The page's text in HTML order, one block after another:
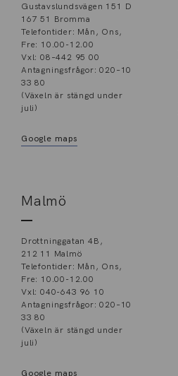
Gustavslundsvägen 151 D
167 51 Bromma
Telefontider: Mån, Ons,
Fre: 10.00-12.00
Vxl: 08–442 95 00
Antagningsfrågor: 020–10
33 80
(Växeln är stängd under
juli)
Google maps
Malmö
Drottninggatan 4B,
212 11 Malmö
Telefontider: Mån, Ons,
Fre: 10.00-12.00
Vxl: 040-643 96 10
Antagningsfrågor: 020–10
33 80
(Växeln är stängd under
juli)
Google maps